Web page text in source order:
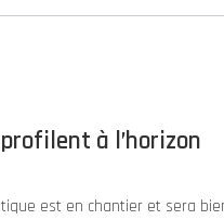
à l’horizon
est en chantier et sera